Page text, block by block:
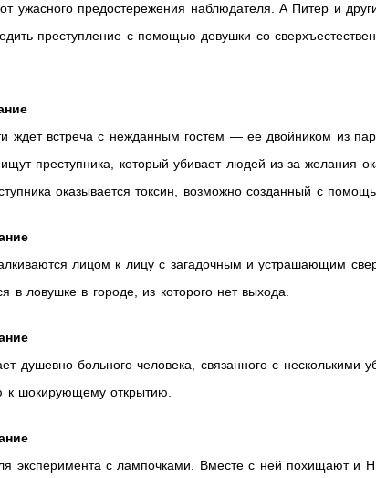
ужасного предостережения наблюдателя. А Питер и
преступление с помощью девушки со
ждет встреча с нежданным гостем — ее двойником из
преступника, который убивает людей из-за желания
оказывается токсин, возможно созданный с
лицом к лицу с загадочным и устрашающим
в ловушке в городе, из которого нет выхода.
душевно больного человека, связанного с несколькими
к шокирующему открытию.
эксперимента с лампочками. Вместе с ней похищают и